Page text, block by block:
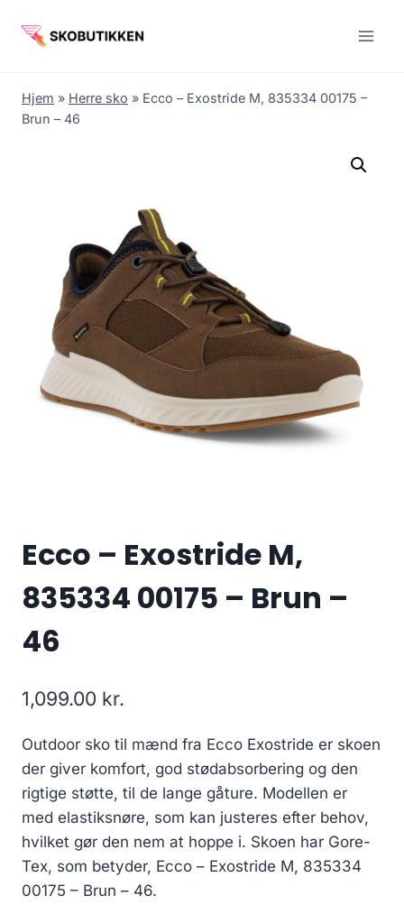
Hjem » Herre sko » Ecco – Exostride M, 835334 00175 –
Brun – 46
Ecco – Exostride M,
835334 00175 – Brun –
46
1,099.00 kr.
Outdoor sko til mænd fra Ecco Exostride er skoen
der giver komfort, god stødabsorbering og den
rigtige støtte, til de lange gåture. Modellen er
med elastiksnøre, som kan justeres efter behov,
hvilket gør den nem at hoppe i. Skoen har Gore-
Tex, som betyder, Ecco – Exostride M, 835334
00175 – Brun – 46.